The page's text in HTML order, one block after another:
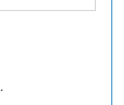
.